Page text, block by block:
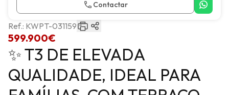
Contactar
599.900€
Ref.: KWPT-031159
✨ T3 DE ELEVADA
QUALIDADE, IDEAL PARA